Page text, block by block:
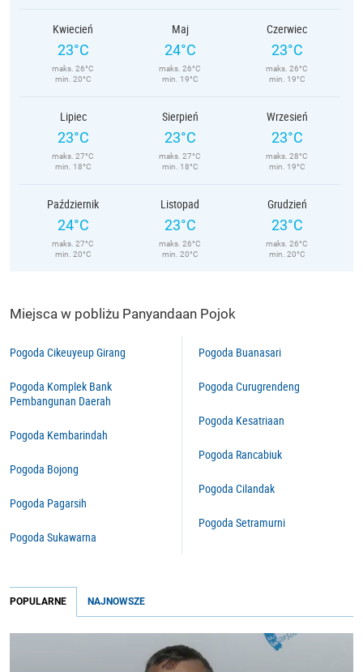
Kwiecień
23°C
maks. 26°C
min. 20°C
Maj
24°C
maks. 26°C
min. 19°C
Czerwiec
23°C
maks. 26°C
min. 19°C
Lipiec
23°C
maks. 27°C
min. 18°C
Sierpień
23°C
maks. 27°C
min. 18°C
Wrzesień
23°C
maks. 28°C
min. 19°C
Październik
24°C
maks. 27°C
min. 20°C
Listopad
23°C
maks. 26°C
min. 20°C
Grudzień
23°C
maks. 26°C
min. 20°C
Miejsca w pobliżu Panyandaan Pojok
Pogoda Cikeuyeup Girang
Pogoda Komplek Bank
Pembangunan Daerah
Pogoda Kembarindah
Pogoda Bojong
Pogoda Pagarsih
Pogoda Sukawarna
Pogoda Buanasari
Pogoda Curugrendeng
Pogoda Kesatriaan
Pogoda Rancabiuk
Pogoda Cilandak
Pogoda Setramurni
POPULARNE NAJNOWSZE